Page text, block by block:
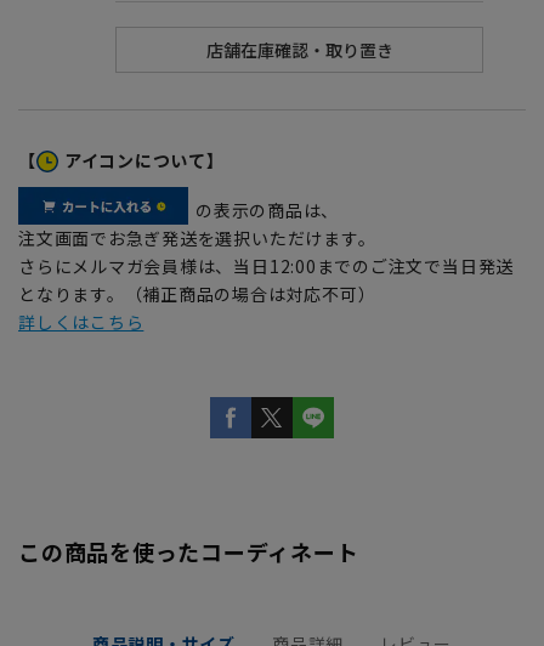
【 アイコンについて】
の表示の商品は、
注文画面でお急ぎ発送を選択いただけます。
さらにメルマガ会員様は、当日12:00までのご注文で当日発送
となります。（補正商品の場合は対応不可）
詳しくはこちら
この商品を使ったコーディネート